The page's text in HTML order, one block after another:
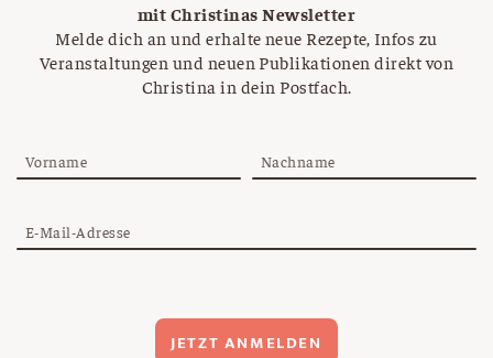
mit Christinas Newsletter
Melde dich an und erhalte neue Rezepte, Infos zu
Veranstaltungen und neuen Publikationen direkt von
Christina in dein Postfach.
Vorname Nachname
E-Mail-Adresse
JETZT ANMELDEN